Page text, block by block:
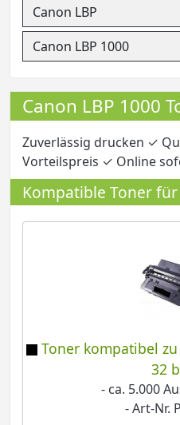
Canon LBP 1000
Zuverlässig drucken ✓
Vorteilspreis ✓ Online
Kompatible Toner für
Toner kompatibel zu
32
- ca. 5.000
- Art-Nr.